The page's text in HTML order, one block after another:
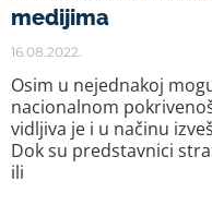
medijima
16.08.2022.
Osim u nejednakoj
nacionalnom
vidljiva je i u načinu
Dok su predstavnici
ili